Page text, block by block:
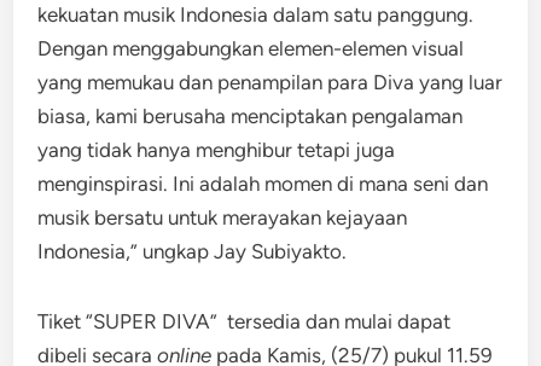
kekuatan musik Indonesia dalam satu panggung.
Dengan menggabungkan elemen-elemen visual
yang memukau dan penampilan para Diva yang luar
biasa, kami berusaha menciptakan pengalaman
yang tidak hanya menghibur tetapi juga
menginspirasi. Ini adalah momen di mana seni dan
musik bersatu untuk merayakan kejayaan
Indonesia,” ungkap Jay Subiyakto.
Tiket “SUPER DIVA” tersedia dan mulai dapat
dibeli secaraonline pada Kamis, (25/7) pukul 11.59